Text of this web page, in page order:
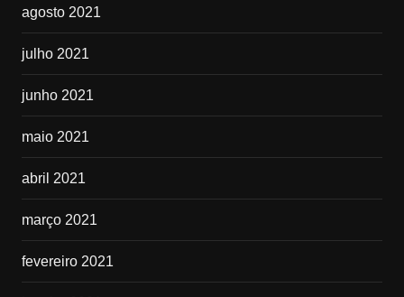
agosto 2021
julho 2021
junho 2021
maio 2021
abril 2021
março 2021
fevereiro 2021